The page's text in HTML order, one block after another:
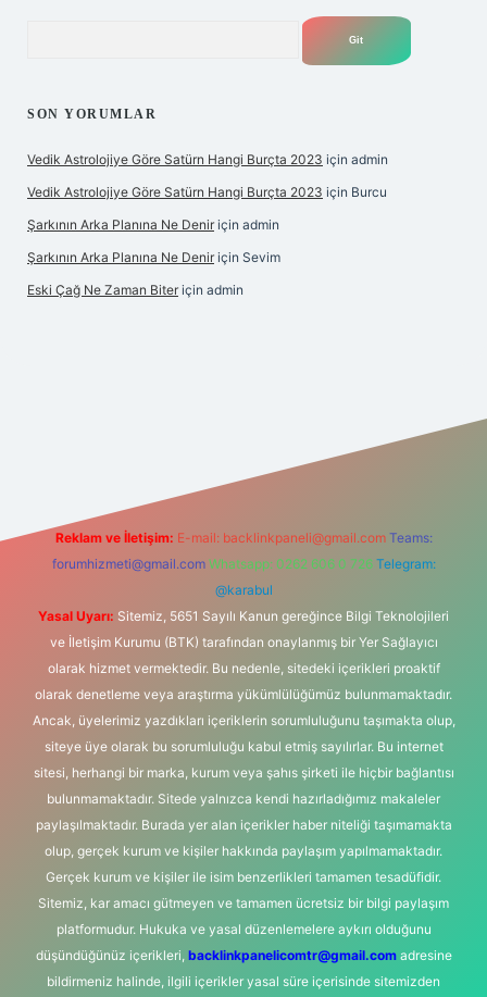
SON YORUMLAR
Vedik Astrolojiye Göre Satürn Hangi Burçta 2023 için admin
Vedik Astrolojiye Göre Satürn Hangi Burçta 2023 için Burcu
Şarkının Arka Planına Ne Denir için admin
Şarkının Arka Planına Ne Denir için Sevim
Eski Çağ Ne Zaman Biter için admin
Reklam ve İletişim: E-mail: backlinkpaneli@gmail.com Teams:
forumhizmeti@gmail.com Whatsapp: 0262 606 0 726 Telegram:
@karabul
Yasal Uyarı: Sitemiz, 5651 Sayılı Kanun gereğince Bilgi Teknolojileri
ve İletişim Kurumu (BTK) tarafından onaylanmış bir Yer Sağlayıcı
olarak hizmet vermektedir. Bu nedenle, sitedeki içerikleri proaktif
olarak denetleme veya araştırma yükümlülüğümüz bulunmamaktadır.
Ancak, üyelerimiz yazdıkları içeriklerin sorumluluğunu taşımakta olup,
siteye üye olarak bu sorumluluğu kabul etmiş sayılırlar. Bu internet
sitesi, herhangi bir marka, kurum veya şahıs şirketi ile hiçbir bağlantısı
bulunmamaktadır. Sitede yalnızca kendi hazırladığımız makaleler
paylaşılmaktadır. Burada yer alan içerikler haber niteliği taşımamakta
olup, gerçek kurum ve kişiler hakkında paylaşım yapılmamaktadır.
Gerçek kurum ve kişiler ile isim benzerlikleri tamamen tesadüfidir.
Sitemiz, kar amacı gütmeyen ve tamamen ücretsiz bir bilgi paylaşım
platformudur. Hukuka ve yasal düzenlemelere aykırı olduğunu
düşündüğünüz içerikleri, backlinkpanelicomtr@gmail.comadresine
bildirmeniz halinde, ilgili içerikler yasal süre içerisinde sitemizden